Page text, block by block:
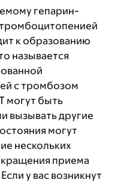
гепарин-
к образованию
называется
с тромбозом
могут быть
вызывать другие
могут
нескольких
приема
у вас возникнут